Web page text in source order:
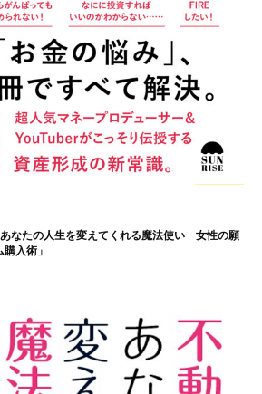
なたの人生を変えてくれる魔法使い 女性の願
入術」